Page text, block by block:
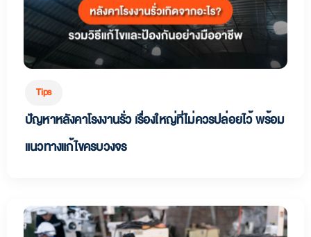
Tips
ปัญหาหลังคาโรงงานรั่ว เรื่องใหญ่ที่ไม่ควรปล่อยไว้ พร้อม
แนวทางแก้ไขครบวงจร